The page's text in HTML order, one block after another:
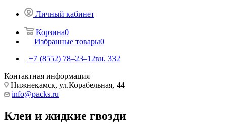
Личный кабинет
Корзина0
Избранные товары0
+7 (8552) 78‒23‒12вн. 332
Контактная информация
Нижнекамск, ​ул.Корабельная, 44
info@packs.ru
Клеи и жидкие гвозди